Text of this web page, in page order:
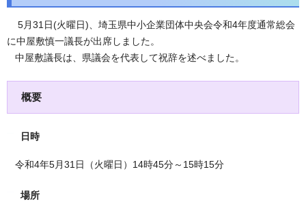
5月31日(火曜日)、埼玉県中小企業団体中央会令和4年度通常総会
に中屋敷慎一議長が出席しました。
中屋敷議長は、県議会を代表して祝辞を述べました。
概要
日時
令和4年5月31日（火曜日）14時45分～15時15分
場所